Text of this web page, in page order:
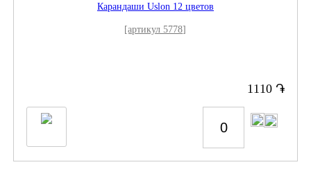
Карандаши Uslon 12 цветов
[артикул 5778]
1110 ֏